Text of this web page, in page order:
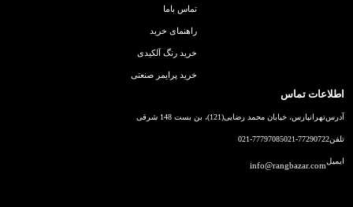
تماس باما
راهنمای خرید
خرید رنگ آلکیدی
خرید پرایمر صنعتی
اطلاعات تماس
آدرستهرانپارس، خیابان محمد رضایی(121)، بن بست 148 شرقی
تلفن021-77290722
021-77797085
ایمیلinfo@rangbazar.com